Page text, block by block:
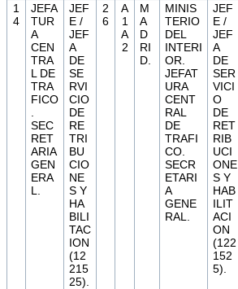
1
4
JEFA
TUR
A
CEN
TRA
L DE
TRA
FICO
SEC
RET
ARIA
GEN
ERA
L.
JEF
E /
JEF
A
DE
SE
RVI
CIO
DE
RE
TRI
BU
CIO
NE
S Y
HA
BILI
TAC
ION
(12
215
25).
2
6
A
1
A
2
M
A
D
RI
D.
MINIS
TERIO
DEL
INTERI
OR.
JEFAT
URA
CENT
RAL
DE
TRAFI
CO.
SECR
ETARI
A
GENE
RAL.
JEF
E /
JEF
A
DE
SER
VICI
O
DE
RET
RIB
UCI
ONE
S Y
HAB
ILIT
ACI
ON
(122
152
5).